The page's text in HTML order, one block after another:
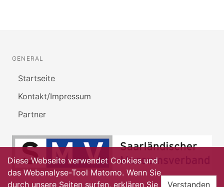
GENERAL
Startseite
Kontakt/Impressum
Partner
Diese Webseite verwendet Cookies und
das Webanalyse-Tool Matomo. Wenn Sie
durch unsere Seiten surfen, erklären Sie
Verstanden